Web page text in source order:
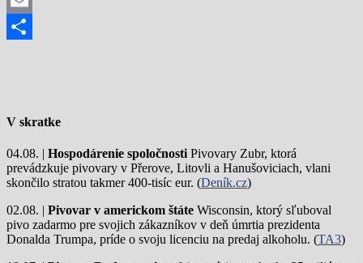
Email
V skratke
04.08. | Hospodárenie spoločnosti Pivovary Zubr, ktorá
prevádzkuje pivovary v Přerove, Litovli a Hanušoviciach, vlani
skončilo stratou takmer 400-tisíc eur. (Deník.cz)
02.08. | Pivovar v americkom štáte Wisconsin, ktorý sľuboval
pivo zadarmo pre svojich zákazníkov v deň úmrtia prezidenta
Donalda Trumpa, príde o svoju licenciu na predaj alkoholu. (TA3)